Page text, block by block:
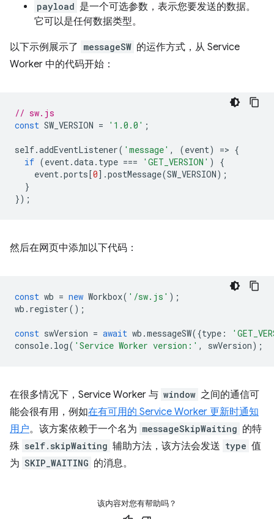
payload 是一个可选参数，表示您要发送的数据。
它可以是任何数据类型。
以下示例展示了 messageSW 的运作方式，从 Service
Worker 中的代码开始：
// sw.js
const SW_VERSION = '1.0.0' ;
self.addEventListener( 'message' , (event) => {
if (event.data. type === 'GET_VERSION' )
{
event.ports[0].postMessage(SW_VERSION);
}
});
然后在网页中添加以下代码：
const wb = new Workbox( '/sw.js' );
wb . register();
const swVersion = await wb .messageSW({type :
console. log( 'Service Worker version:' , swVersion);
在很多情况下，Service Worker 与 window 之间的通信可
能会很有用，例如在有可用的 Service Worker 更新时通知
用户。该方案依赖于一个名为 messageSkipWaiting 的特
殊 self.skipWaiting 辅助方法，该方法会发送 type 值
为 SKIP_WAITING 的消息。
该内容对您有帮助吗？